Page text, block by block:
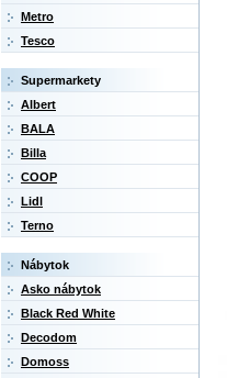
Metro
Tesco
Supermarkety
Albert
BALA
Billa
COOP
Lidl
Terno
Nábytok
Asko nábytok
Black Red White
Decodom
Domoss